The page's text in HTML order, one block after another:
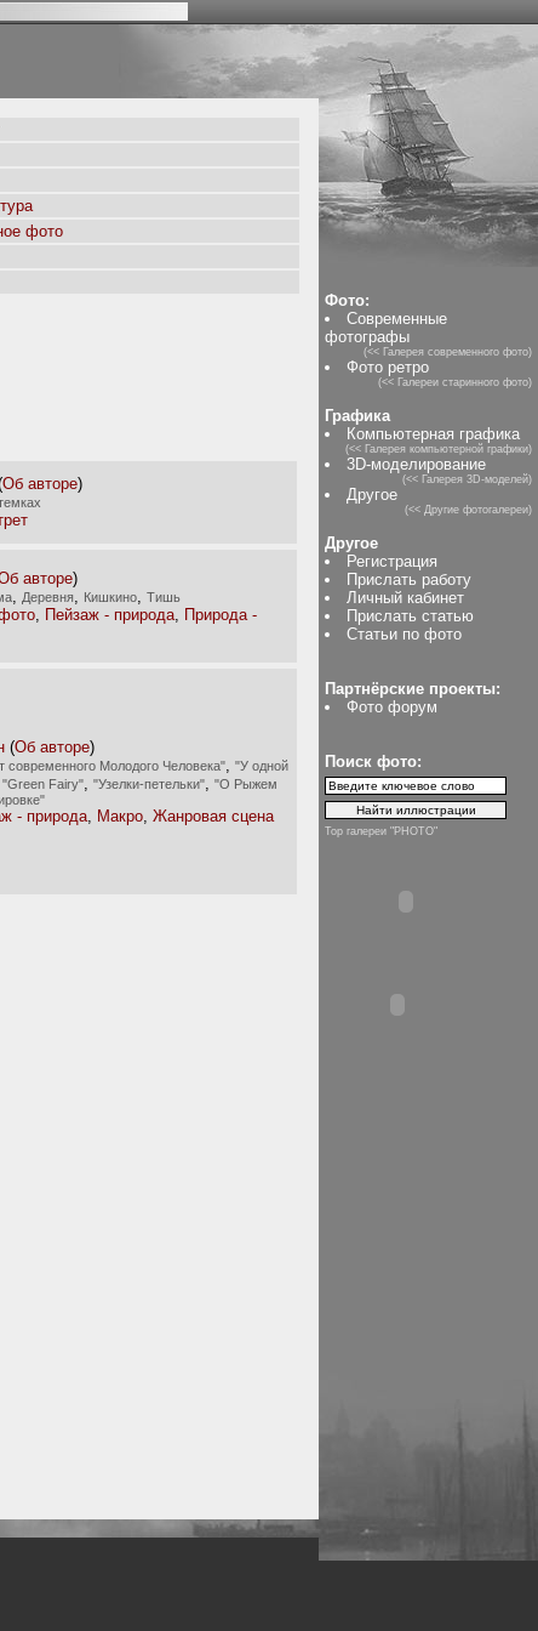
фото
Об авторе)
авторе)
Деревня Кишкино Тишь
Пейзаж - природа
Природа -
(Об авторе)
современного Молодого Человека"
"У одной
"Green Fairy" "Узелки-петельки"
"О Рыжем
- природа Макро Жанровая сцена
Фото:
Современные
фотографы
(<< Галерея современного фото)
Фото ретро
(<< Галереи старинного фото)
Графика
Компьютерная графика
(<< Галерея компьютерной графики)
3D-моделирование
(<< Галерея 3D-моделей)
Другое
(<< Другие фотогалереи)
Другое
Регистрация
Прислать работу
Личный кабинет
Прислать статью
Статьи по фото
Партнёрские проекты:
Фото форум
Поиск фото:
Top галереи "PHOTO"